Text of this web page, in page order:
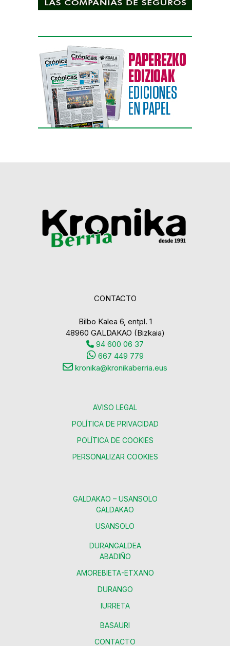
CONTACTO
Bilbo Kalea 6, entpl. 1
48960 GALDAKAO (Bizkaia)
94 600 06 37
667 449 779
kronika@kronikaberria.eus
AVISO LEGAL
POLÍTICA DE PRIVACIDAD
POLÍTICA DE COOKIES
PERSONALIZAR COOKIES
GALDAKAO – USANSOLO
GALDAKAO
USANSOLO
DURANGALDEA
ABADIÑO
AMOREBIETA-ETXANO
DURANGO
IURRETA
BASAURI
CONTACTO